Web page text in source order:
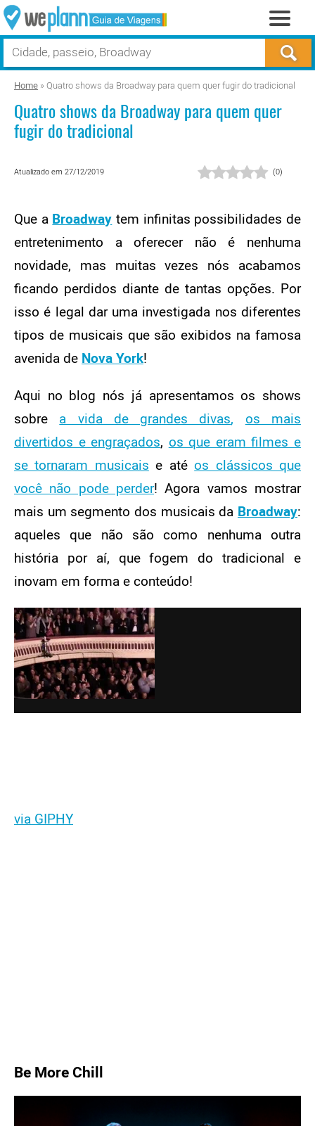
Home » Quatro shows da Broadway para quem quer fugir do tradicional
Quatro shows da Broadway para quem quer
fugir do tradicional
Atualizado em 27/12/2019 (0)
Que a Broadway tem infinitas possibilidades de
entretenimento a oferecer não é nenhuma
novidade, mas muitas vezes nós acabamos
ficando perdidos diante de tantas opções. Por
isso é legal dar uma investigada nos diferentes
tipos de musicais que são exibidos na famosa
avenida de Nova York!
Aqui no blog nós já apresentamos os shows
sobre a vida de grandes divas, os mais
divertidos e engraçados, os que eram filmes e
se tornaram musicais e atéos clássicos que
você não pode perder! Agora vamos mostrar
mais um segmento dos musicais da Broadway:
aqueles que não são como nenhuma outra
história por aí, que fogem do tradicional e
inovam em forma e conteúdo!
via GIPHY
Be More Chill